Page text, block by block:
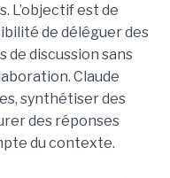
L’objectif est de
de déléguer des
de discussion sans
Claude
synthétiser des
des réponses
du contexte.